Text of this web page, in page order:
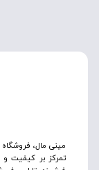
مینی مال،
تمرکز بر کیفیت و